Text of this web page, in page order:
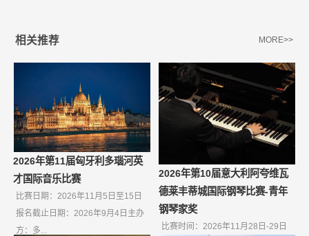
相关推荐 MORE>>
2026年第11届匈牙利多瑙河英
才国际音乐比赛
比赛日期：2026年11月5日至15日
报名截止日期：2026年9月4日主办
方：多...
2026年第10届意大利阿夸维瓦
德莱丰蒂城国际钢琴比赛-青年
钢琴家奖
比赛时间：2026年11月28日-29日